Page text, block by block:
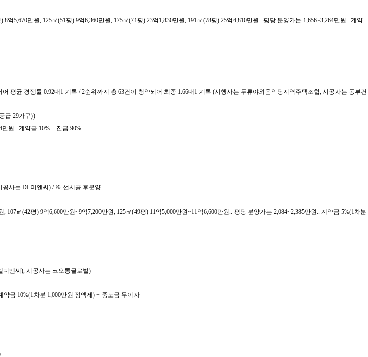
5,670만원, 125㎡(51평) 9억6,360만원, 175㎡(71평) 23억1,830만원, 191㎡(78평) 25억4,810만원.. 평당 분양가는 1,656~3,264만원.. 계약
평균 경쟁률 0.92대1 기록 / 2순위까지 총 63건이 청약되어 최종 1.66대1 기록 (시행사는 두류야외음악당지역주택조합, 시공사는 동부건
급 29가구))
원.. 계약금 10% + 잔금 90%
공사는 DL이앤씨) / ※ 선시공 후분양
㎡(42평) 9억6,600만원~9억7,200만원, 125㎡(49평) 11억5,000만원~11억6,600만원.. 평당 분양가는 2,084~2,385만원.. 계약금 5%(1차분
디엔씨), 시공사는 코오롱글로벌)
약금 10%(1차분 1,000만원 정액제) + 중도금 무이자